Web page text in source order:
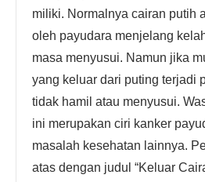
miliki. Normalnya cairan putih
oleh payudara menjelang
masa menyusui. Namun jika
yang keluar dari puting terjadi
tidak hamil atau menyusui.
ini merupakan ciri kanker
masalah kesehatan lainnya.
atas dengan judul “Keluar